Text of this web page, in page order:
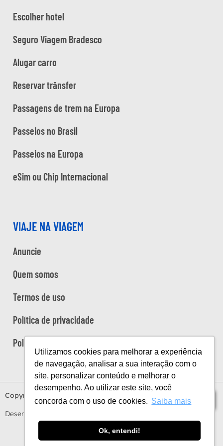
Utilizamos cookies para melhorar a experiência
de navegação, analisar a sua interação com o
site, personalizar conteúdo e melhorar o
desempenho. Ao utilizar este site, você
concorda com o uso de cookies. Saiba mais
Ok, entendi!
Índice
Escolher hotel
Seguro Viagem Bradesco
Alugar carro
Reservar trânsfer
Passagens de trem na Europa
Passeios no Brasil
Passeios na Europa
eSim ou Chip Internacional
VIAJE NA VIAGEM
Anuncie
Quem somos
Termos de uso
Política de privacidade
Política de cookies
Copyright Viaje na Viagem © 2026
Desenvolvido por